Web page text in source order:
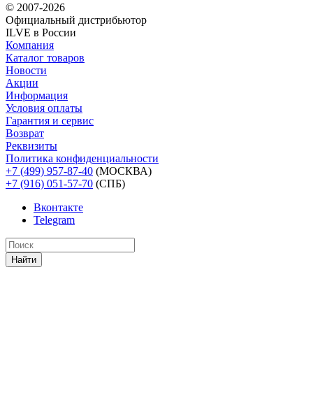
© 2007-2026
Официальный дистрибьютoр
ILVE в России
Компания
Каталог товаров
Новости
Акции
Информация
Условия оплаты
Гарантия и сервис
Возврат
Реквизиты
Политика конфиденциальности
+7 (499) 957-87-40 (МОСКВА)
+7 (916) 051-57-70 (СПБ)
Вконтакте
Telegram
Найти